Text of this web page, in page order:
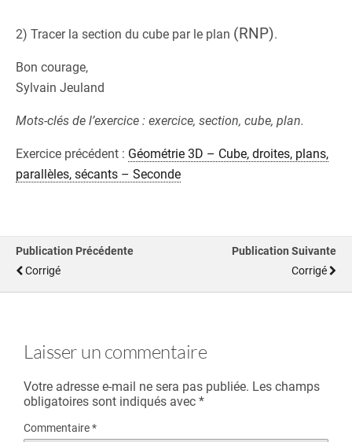
2) Tracer la section du cube par le plan (RNP).
Bon courage,
Sylvain Jeuland
Mots-clés de l’exercice : exercice, section, cube, plan.
Exercice précédent : Géométrie 3D – Cube, droites, plans,
parallèles, sécants – Seconde
Publication Précédente
Corrigé
Publication Suivante
Corrigé
Laisser un commentaire
Votre adresse e-mail ne sera pas publiée. Les champs
obligatoires sont indiqués avec *
Commentaire*